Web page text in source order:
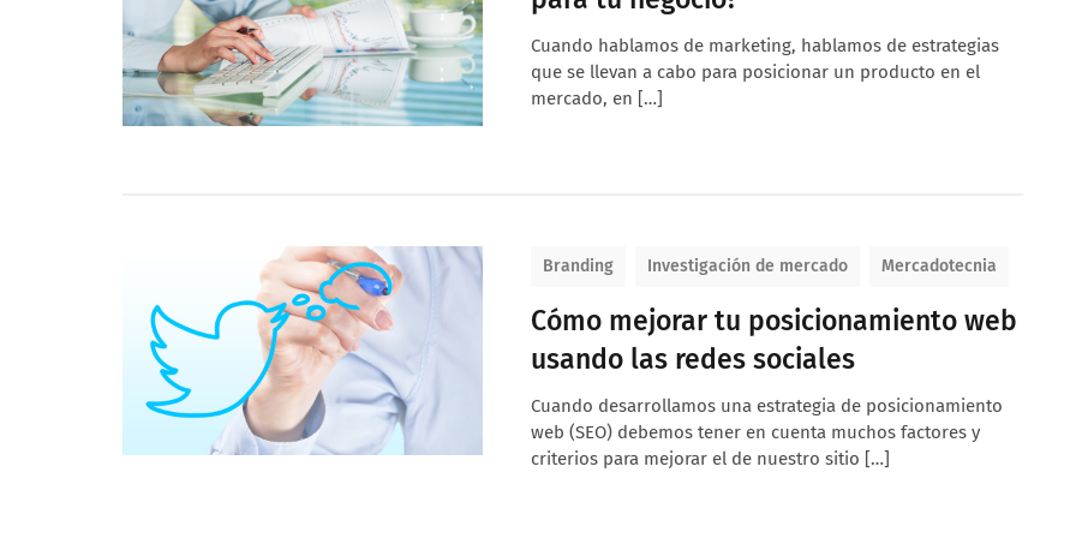
Cuando hablamos de marketing, hablamos de estrategias
que se llevan a cabo para posicionar un producto en el
mercado, en […]
Branding Investigación de mercado Mercadotecnia
Cómo mejorar tu posicionamiento web
usando las redes sociales
Cuando desarrollamos una estrategia de posicionamiento
web (SEO) debemos tener en cuenta muchos factores y
criterios para mejorar el de nuestro sitio […]